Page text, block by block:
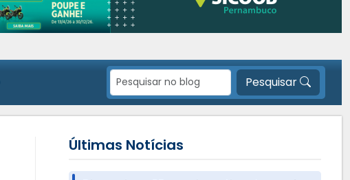
Pesquisar
Últimas Notícias